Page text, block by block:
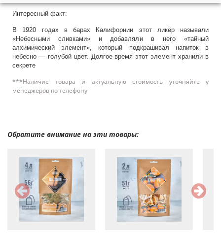
Интересный факт:
В 1920 годах в барах Калифорнии этот ликёр называли
«Небесными сливками» и добавляли в него «тайный
алхимический элемент», который подкрашивал напиток в
небесно — голубой цвет. Долгое время этот элемент хранили в
секрете
***Наличие товара и актуальную стоимость уточняйте у
менеджеров по телефону
Обратите внимание на эти товары: